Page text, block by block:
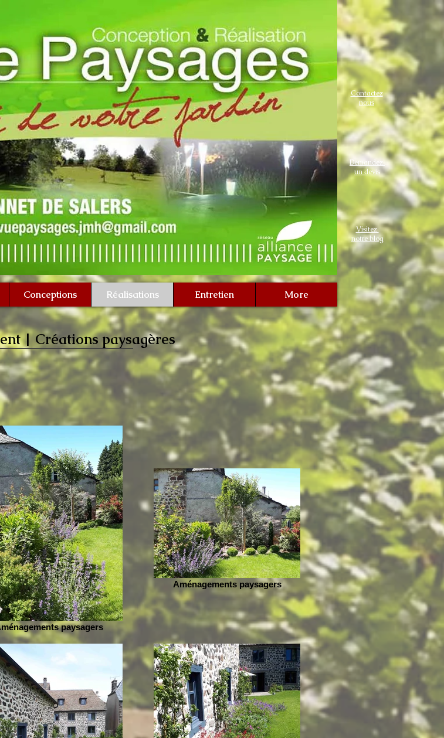
Paysagiste
cantal
Contactez
nous
Demandez
un devis
Visitez
notre blog
Conceptions Réalisations Entretien More
| Créations paysagères
paysagers
Aménagements paysagers